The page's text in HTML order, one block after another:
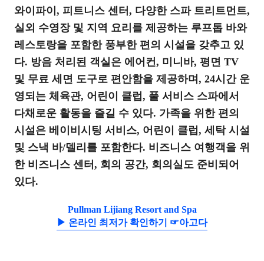
와이파이, 피트니스 센터, 다양한 스파 트리트먼트,
실외 수영장 및 지역 요리를 제공하는 루프톱 바와
레스토랑을 포함한 풍부한 편의 시설을 갖추고 있
다. 방음 처리된 객실은 에어컨, 미니바, 평면 TV
및 무료 세면 도구로 편안함을 제공하며, 24시간 운
영되는 체육관, 어린이 클럽, 풀 서비스 스파에서
다채로운 활동을 즐길 수 있다. 가족을 위한 편의
시설은 베이비시팅 서비스, 어린이 클럽, 세탁 시설
및 스낵 바/델리를 포함한다. 비즈니스 여행객을 위
한 비즈니스 센터, 회의 공간, 회의실도 준비되어
있다.
Pullman Lijiang Resort and Spa
▶ 온라인 최저가 확인하기 ☞아고다